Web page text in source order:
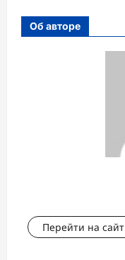
Об авторе
Перейти на сайт